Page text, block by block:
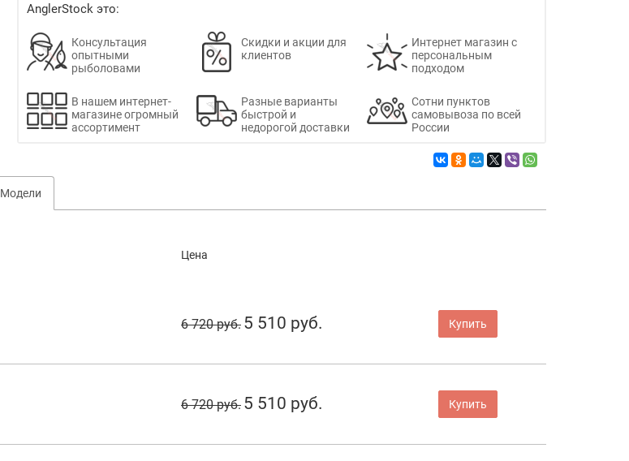
AnglerStock это:
Консультация
опытными
рыболовами
Скидки и акции для
клиентов
Интернет магазин с
персональным
подходом
В нашем интернет-
магазине огромный
ассортимент
Разные варианты
быстрой и
недорогой доставки
Сотни пунктов
самовывоза по всей
России
Модели
Цена
6 720 руб. 5 510 руб. Купить
6 720 руб. 5 510 руб. Купить